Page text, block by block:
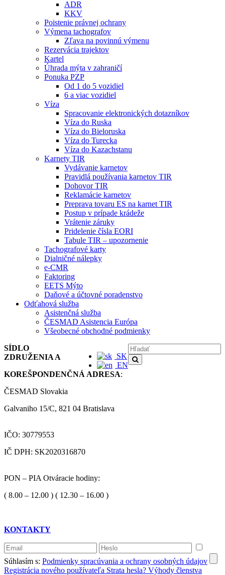
ADR
KKV
Poistenie právnej ochrany
Výmena tachografov
Zľava na povinnú výmenu
Rezervácia trajektov
Kartel
Úhrada mýta v zahraničí
Ponuka PZP
Od 1 do 5 vozidiel
6 a viac vozidiel
Víza
Spracovanie elektronických dotazníkov
Víza do Ruska
Víza do Bieloruska
Víza do Turecka
Víza do Kazachstanu
Karnety TIR
Vydávanie karnetov
Pravidlá používania karnetov TIR
Dohovor TIR
Reklamácie karnetov
Preprava tovaru ES na karnet TIR
Postup v prípade krádeže
Vrátenie záruky
Pridelenie čísla EORI
Tabule TIR – upozornenie
Tachografové karty
Dialničné nálepky
e-CMR
Faktoring
EETS Mýto
Daňové a účtovné poradenstvo
Odťahová služba
Asistenčná služba
ČESMAD Asistencia Európa
Všeobecné obchodné podmienky
SK
EN
SÍDLO
ZDRUŽENIA A
KOREŠPONDENČNÁ ADRESA:
ČESMAD Slovakia
Galvaniho 15/C, 821 04 Bratislava
IČO: 30779553
IČ DPH: SK2020316870
PON – PIA Otváracie hodiny:
( 8.00 – 12.00 ) ( 12.30 – 16.00 )
KONTAKTY
Súhlasím s: Podmienky spracúvania a ochrany osobných údajov
Registrácia nového používateľa Strata hesla? Výhody členstva